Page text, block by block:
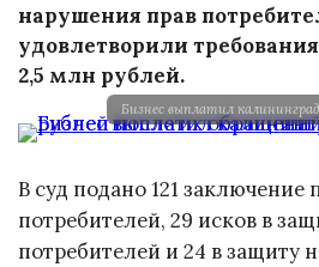
нарушения прав
удовлетворили
2,5 млн рублей.
Бизнес выплатил
В суд подано 121 заключение
потребителей, 29 исков в
потребителей и 24 в защиту